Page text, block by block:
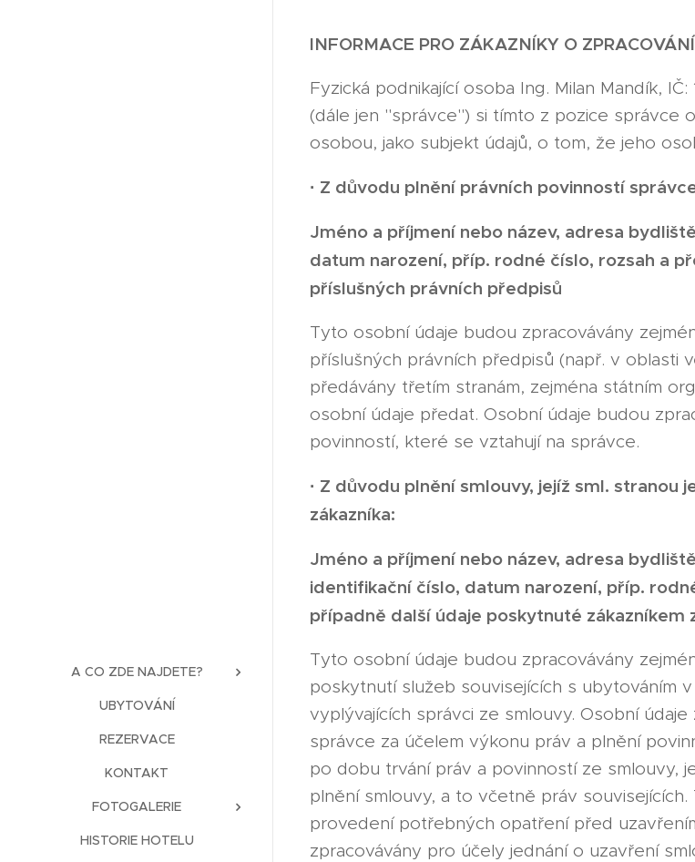
A CO ZDE NAJDETE?
UBYTOVÁNÍ
REZERVACE
KONTAKT
FOTOGALERIE
HISTORIE HOTELU
INFORMACE PRO ZÁKAZNÍKY O
Fyzická podnikající osoba Ing. Milan Mandík,
(dále jen "správce") si tímto z pozice správce
osobou, jako subjekt údajů, o tom, že jeho
· Z důvodu plnění právních povinností
Jméno a příjmení nebo název, adresa
datum narození, příp. rodné číslo, rozsah a
příslušných právních předpisů
Tyto osobní údaje budou zpracovávány
příslušných právních předpisů (např. v oblasti
předávány třetím stranám, zejména státním
osobní údaje předat. Osobní údaje budou
povinností, které se vztahují na správce.
· Z důvodu plnění smlouvy, jejíž sml. stranou
zákazníka:
Jméno a příjmení nebo název, adresa
identifikační číslo, datum narození, příp.
případně další údaje poskytnuté zákazníkem
Tyto osobní údaje budou zpracovávány
poskytnutí služeb souvisejících s ubytováním
vyplývajících správci ze smlouvy. Osobní
správce za účelem výkonu práv a plnění
po dobu trvání práv a povinností ze smlouvy,
plnění smlouvy, a to včetně práv
provedení potřebných opatření před
zpracovávány pro účely jednání o uzavření